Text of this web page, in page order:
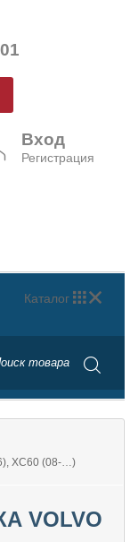
Вход
Регистрация
Каталог
XC60 (08-…)
VOLVO